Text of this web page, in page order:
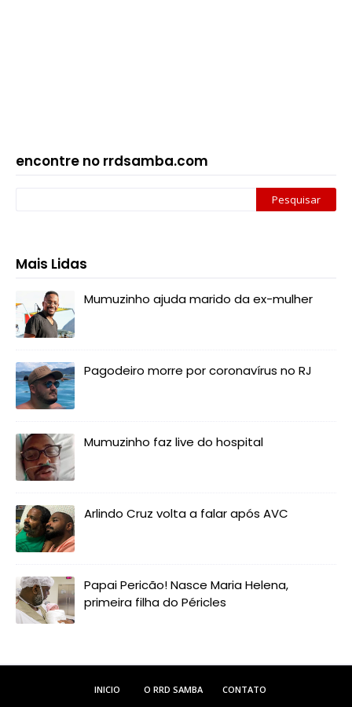
encontre no rrdsamba.com
Mais Lidas
Mumuzinho ajuda marido da ex-mulher
Pagodeiro morre por coronavírus no RJ
Mumuzinho faz live do hospital
Arlindo Cruz volta a falar após AVC
Papai Pericão! Nasce Maria Helena,
primeira filha do Péricles
INICIO O RRD SAMBA CONTATO